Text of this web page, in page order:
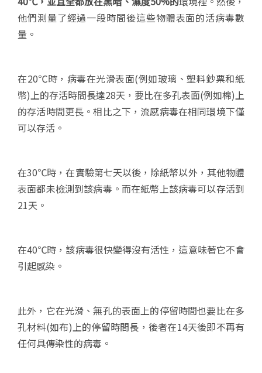
他們測量了經過一段時間後這些物體表面的活病毒數
量。
在20℃時，病毒在光滑表面(例如玻璃、塑料鈔票和紙
幣)上的存活時間長達28天，要比在多孔表面(例如棉)上
的存活時間更長。相比之下，流感病毒在相同環境下僅
可以存活。
在30℃時，在實驗第七天以後，除紙幣以外，其他物體
表面都未檢測到該病毒。而在紙幣上該病毒可以存活到
21天。
在40℃時，該病毒很快變得沒有活性，這意味著它不會
引起感染。
此外，它在光滑、無孔的表面上的停留時間也要比在多
孔材料(如布)上的停留時間長，後者在14天後即不再有
任何具傳染性的病毒。